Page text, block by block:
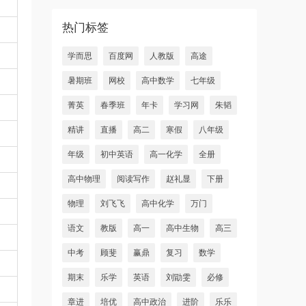
热门标签
学而思 百度网 人教版 高途
暑期班 网校 高中数学 七年级
菁英 春季班 年卡 学习网 朱韬
精讲 直播 高二 寒假 八年级
年级 初中英语 高一化学 全册
高中物理 阅读写作 赵礼显 下册
物理 刘飞飞 高中化学 万门
语文 教版 高一 高中生物 高三
中考 顾斐 赢鼎 复习 数学
期末 乐学 英语 刘勖雯 必修
章进 培优 高中政治 进阶 乐乐